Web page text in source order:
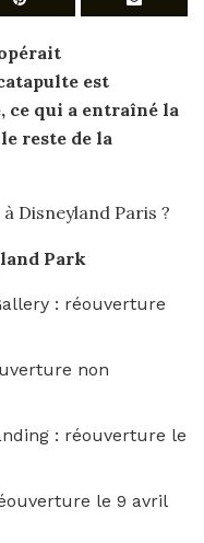
est
ce qui a entraîné la
reste de la
Disneyland Paris ?
Park
: réouverture
non
: réouverture le
le 9 avril